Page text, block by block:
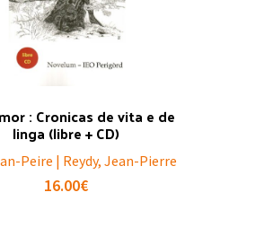
: Cronicas de vita e de
linga (libre + CD)
Peire | Reydy, Jean-Pierre
16.00€